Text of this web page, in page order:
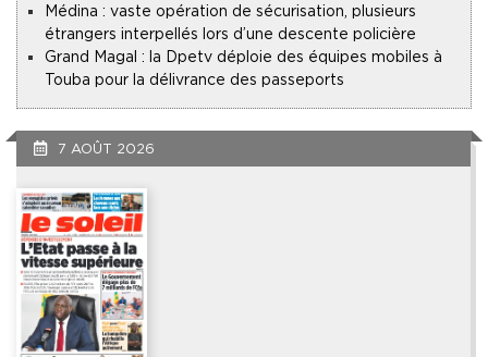
Médina : vaste opération de sécurisation, plusieurs
étrangers interpellés lors d’une descente policière
Grand Magal : la Dpetv déploie des équipes mobiles à
Touba pour la délivrance des passeports
7 AOÛT 2026